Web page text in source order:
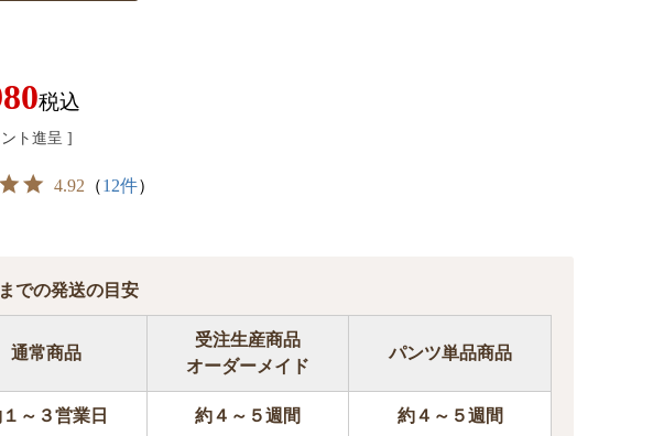
税込
ト進呈 ]
4.92 （12件）
での発送の目安
通常商品
受注生産商品
オーダーメイド
パンツ単品商品
～３営業日 約４～５週間 約４～５週間